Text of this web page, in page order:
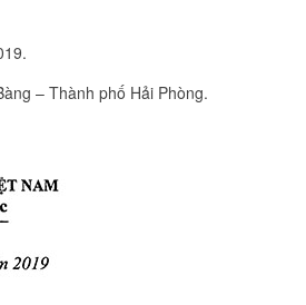
– Thành phố Hải Phòng.